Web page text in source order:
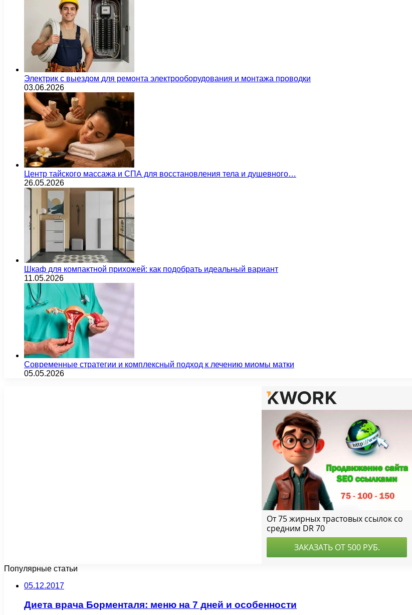
Электрик с выездом для ремонта электрооборудования и монтажа проводки
03.06.2026
Центр тайского массажа и СПА для восстановления тела и душевного…
26.05.2026
Шкаф для компактной прихожей: как подобрать идеальный вариант
11.05.2026
Современные стратегии и комплексный подход к лечению миомы матки
05.05.2026
Популярные статьи
05.12.2017
Диета врача Борменталя: меню на 7 дней и особенности